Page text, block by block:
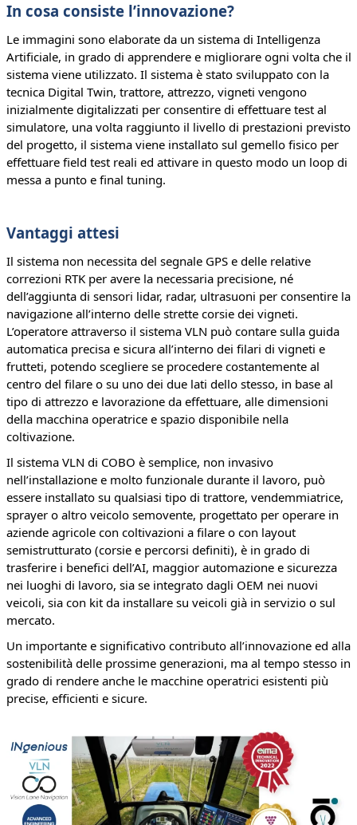
In cosa consiste l’innovazione?
Le immagini sono elaborate da un sistema di Intelligenza
Artificiale, in grado di apprendere e migliorare ogni volta che il
sistema viene utilizzato. Il sistema è stato sviluppato con la
tecnica Digital Twin, trattore, attrezzo, vigneti vengono
inizialmente digitalizzati per consentire di effettuare test al
simulatore, una volta raggiunto il livello di prestazioni previsto
del progetto, il sistema viene installato sul gemello fisico per
effettuare field test reali ed attivare in questo modo un loop di
messa a punto e final tuning.
Vantaggi attesi
Il sistema non necessita del segnale GPS e delle relative
correzioni RTK per avere la necessaria precisione, né
dell’aggiunta di sensori lidar, radar, ultrasuoni per consentire la
navigazione all’interno delle strette corsie dei vigneti.
L’operatore attraverso il sistema VLN può contare sulla guida
automatica precisa e sicura all’interno dei filari di vigneti e
frutteti, potendo scegliere se procedere costantemente al
centro del filare o su uno dei due lati dello stesso, in base al
tipo di attrezzo e lavorazione da effettuare, alle dimensioni
della macchina operatrice e spazio disponibile nella
coltivazione.
Il sistema VLN di COBO è semplice, non invasivo
nell’installazione e molto funzionale durante il lavoro, può
essere installato su qualsiasi tipo di trattore, vendemmiatrice,
sprayer o altro veicolo semovente, progettato per operare in
aziende agricole con coltivazioni a filare o con layout
semistrutturato (corsie e percorsi definiti), è in grado di
trasferire i benefici dell’AI, maggior automazione e sicurezza
nei luoghi di lavoro, sia se integrato dagli OEM nei nuovi
veicoli, sia con kit da installare su veicoli già in servizio o sul
mercato.
Un importante e significativo contributo all’innovazione ed alla
sostenibilità delle prossime generazioni, ma al tempo stesso in
grado di rendere anche le macchine operatrici esistenti più
precise, efficienti e sicure.